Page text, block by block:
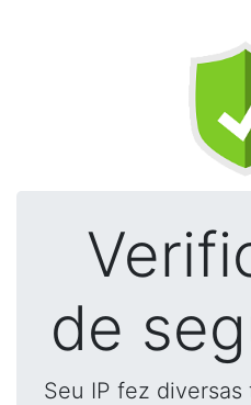
de
Seu IP fez